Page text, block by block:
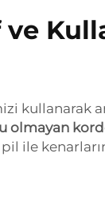
olmayan
ile